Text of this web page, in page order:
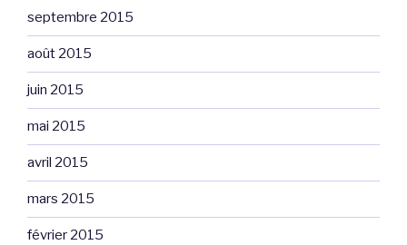
septembre 2015
août 2015
juin 2015
mai 2015
avril 2015
mars 2015
février 2015